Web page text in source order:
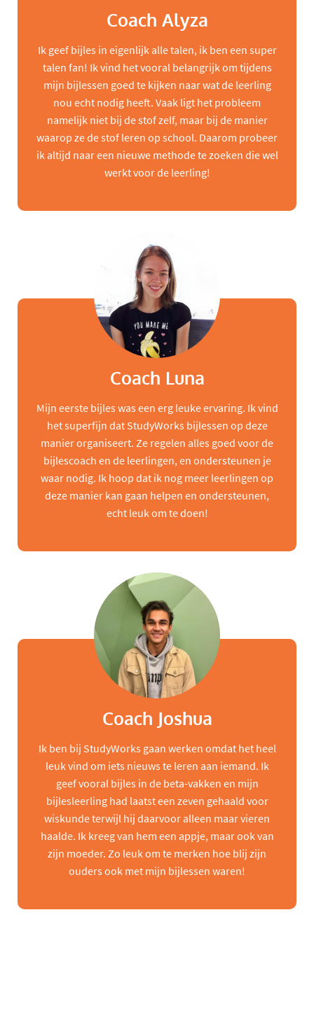
Coach Alyza
Ik geef bijles in eigenlijk alle talen, ik ben een super
talen fan! Ik vind het vooral belangrijk om tijdens
mijn bijlessen goed te kijken naar wat de leerling
nou echt nodig heeft. Vaak ligt het probleem
namelijk niet bij de stof zelf, maar bij de manier
waarop ze de stof leren op school. Daarom probeer
ik altijd naar een nieuwe methode te zoeken die wel
werkt voor de leerling!
Coach Luna
Mijn eerste bijles was een erg leuke ervaring. Ik vind
het superfijn dat StudyWorks bijlessen op deze
manier organiseert. Ze regelen alles goed voor de
bijlescoach en de leerlingen, en ondersteunen je
waar nodig. Ik hoop dat ik nog meer leerlingen op
deze manier kan gaan helpen en ondersteunen,
echt leuk om te doen!
Coach Joshua
Ik ben bij StudyWorks gaan werken omdat het heel
leuk vind om iets nieuws te leren aan iemand. Ik
geef vooral bijles in de beta-vakken en mijn
bijlesleerling had laatst een zeven gehaald voor
wiskunde terwijl hij daarvoor alleen maar vieren
haalde. Ik kreeg van hem een appje, maar ook van
zijn moeder. Zo leuk om te merken hoe blij zijn
ouders ook met mijn bijlessen waren!